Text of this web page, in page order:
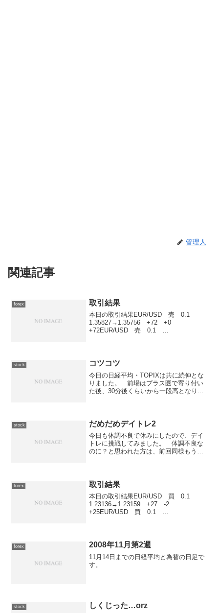
管理人
関連記事
forex 取引結果
本日の取引結果EUR/USD 売 0.1
1.35827→1.35756 +72 +0
+72EUR/USD 売 0.1
stock コツコツ
今日の日経平均・TOPIXは共に続伸とな
りました。 前場はプラス圏で寄り付い
た後、30分後くらいから一段高となり揉
の重さと下値の堅さ...
stock だめだめデイトレ2
今日も体調不良で休みにしたので、デイ
トレに挑戦してみました。 体調不良な
のに？と思われた方は、前回同様もう一
日経平均もTOPIXも1...
forex 取引結果
本日の取引結果EUR/USD 買 0.1
1.23136→1.23159 +27 -2
+25EUR/USD 買 0.1
forex 2008年11月第2週
11月14日までの日経平均と為替の日足で
す。
stock しくじった…orz